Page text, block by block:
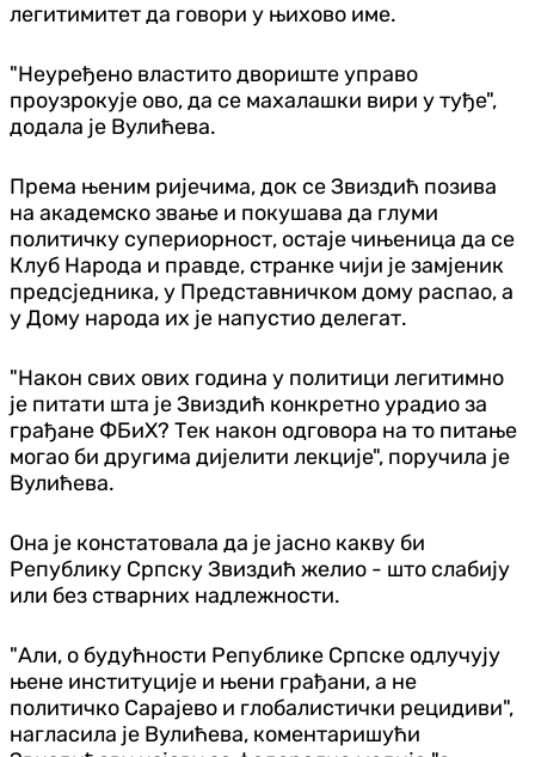
легитимитет да говори у њихово име.
"Неуређено властито двориште управо
проузрокује ово, да се махалашки вири у туђе",
додала је Вулићева.
Према њеним ријечима, док се Звиздић позива
на академско звање и покушава да глуми
политичку супериорност, остаје чињеница да се
Клуб Народа и правде, странке чији је замјеник
предсједника, у Представничком дому распао, а
у Дому народа их је напустио делегат.
"Након свих ових година у политици легитимно
је питати шта је Звиздић конкретно урадио за
грађане ФБиХ? Тек након одговора на то питање
могао би другима дијелити лекције", поручила је
Вулићева.
Она је констатовала да је јасно какву би
Републику Српску Звиздић желио - што слабију
или без стварних надлежности.
"Али, о будућности Републике Српске одлучују
њене институције и њени грађани, а не
политичко Сарајево и глобалистички рецидиви",
нагласила је Вулићева, коментаришући